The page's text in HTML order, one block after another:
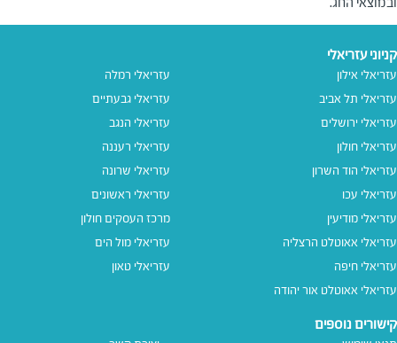
קניוני עזריאלי
עזריאלי אילון
עזריאלי תל אביב
עזריאלי ירושלים
עזריאלי חולון
עזריאלי הוד השרון
עזריאלי עכו
עזריאלי מודיעין
עזריאלי אאוטלט הרצליה
עזריאלי חיפה
עזריאלי אאוטלט אור יהודה
עזריאלי רמלה
עזריאלי גבעתיים
עזריאלי הנגב
עזריאלי רעננה
עזריאלי שרונה
עזריאלי ראשונים
מרכז העסקים חולון
עזריאלי מול הים
עזריאלי טאון
קישורים נוספים